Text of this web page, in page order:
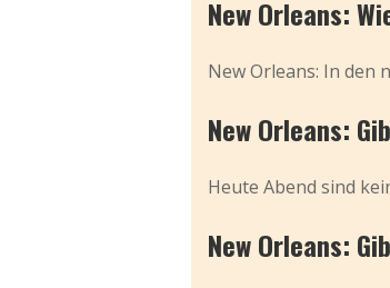
New Orleans:
New Orleans: In den
New Orleans:
Heute Abend sind
New Orleans: